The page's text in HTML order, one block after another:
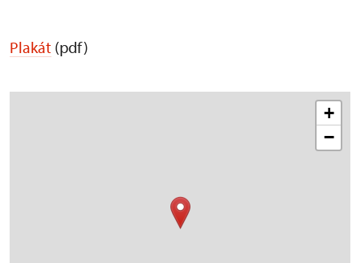
Plakát (pdf)
+
−